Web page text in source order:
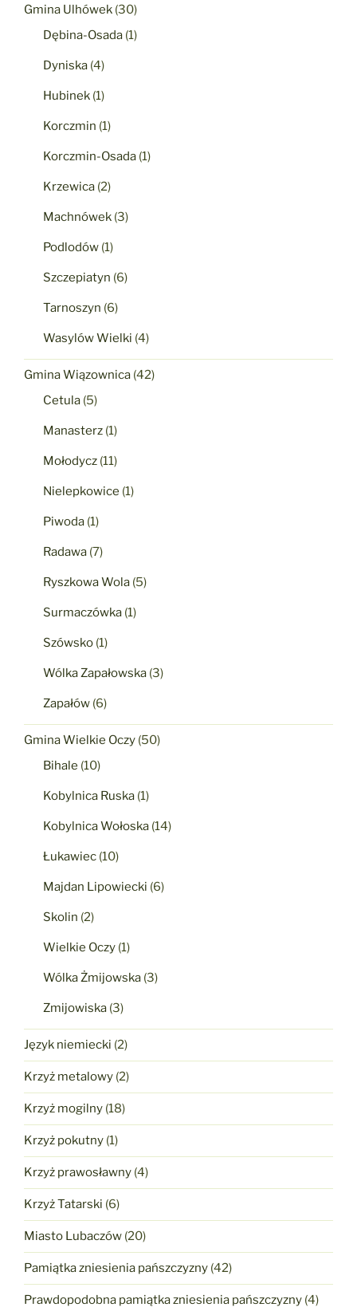
Gmina Ulhówek (30)
Dębina-Osada (1)
Dyniska (4)
Hubinek (1)
Korczmin (1)
Korczmin-Osada (1)
Krzewica (2)
Machnówek (3)
Podlodów (1)
Szczepiatyn (6)
Tarnoszyn (6)
Wasylów Wielki (4)
Gmina Wiązownica (42)
Cetula (5)
Manasterz (1)
Mołodycz (11)
Nielepkowice (1)
Piwoda (1)
Radawa (7)
Ryszkowa Wola (5)
Surmaczówka (1)
Szówsko (1)
Wólka Zapałowska (3)
Zapałów (6)
Gmina Wielkie Oczy (50)
Bihale (10)
Kobylnica Ruska (1)
Kobylnica Wołoska (14)
Łukawiec (10)
Majdan Lipowiecki (6)
Skolin (2)
Wielkie Oczy (1)
Wólka Żmijowska (3)
Zmijowiska (3)
Język niemiecki (2)
Krzyż metalowy (2)
Krzyż mogilny (18)
Krzyż pokutny (1)
Krzyż prawosławny (4)
Krzyż Tatarski (6)
Miasto Lubaczów (20)
Pamiątka zniesienia pańszczyzny (42)
Prawdopodobna pamiątka zniesienia pańszczyzny (4)